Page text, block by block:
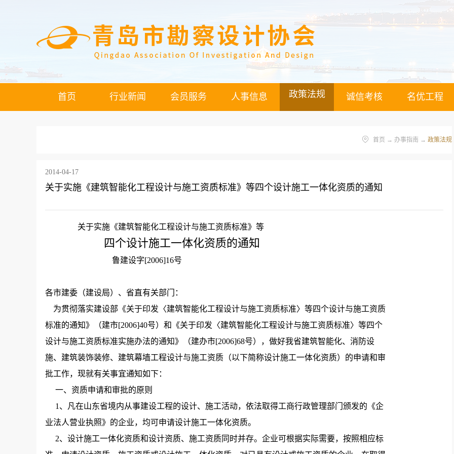
首页 行业新闻 会员服务 人事信息 政策法规 诚信考核 名优工程
首页 → 办事指南 → 政策法规
2014-04-17
关于实施《建筑智能化工程设计与施工资质标准》等四个设计施工一体化资质的通知
关于实施《建筑智能化工程设计与施工资质标准》等
四个设计施工一体化资质的通知
鲁建设字[2006]16号
各市建委（建设局）、省直有关部门：
为贯彻落实建设部《关于印发〈建筑智能化工程设计与施工资质标准〉等四个设计与施工资质
标准的通知》（建市[2006]40号）和《关于印发〈建筑智能化工程设计与施工资质标准〉等四个
设计与施工资质标准实施办法的通知》（建办市[2006]68号），做好我省建筑智能化、消防设
施、建筑装饰装修、建筑幕墙工程设计与施工资质（以下简称设计施工一体化资质）的申请和审
批工作，现就有关事宜通知如下：
一、资质申请和审批的原则
1、凡在山东省境内从事建设工程的设计、施工活动，依法取得工商行政管理部门颁发的《企
业法人营业执照》的企业，均可申请设计施工一体化资质。
2、设计施工一体化资质和设计资质、施工资质同时并存。企业可根据实际需要，按照相应标